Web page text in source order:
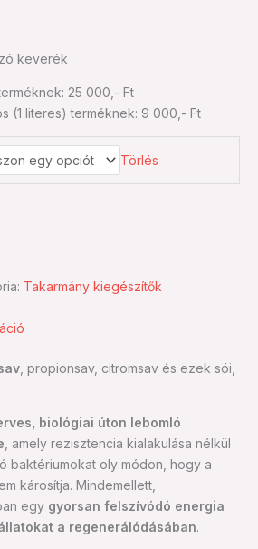
keverék
25 000,- Ft
(1 literes) terméknek: 9 000,- Ft
Törlés
Takarmány kiegészítők
, propionsav, citromsav és ezek sói,
biológiai úton lebomló
, amely rezisztencia kialakulása nélkül
baktériumokat oly módon, hogy a
károsítja. Mindemellett,
egy gyorsan felszívódó energia
a regenerálódásában.